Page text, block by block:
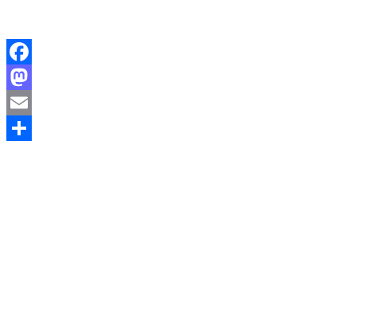
Facebook
Mastodon
Email